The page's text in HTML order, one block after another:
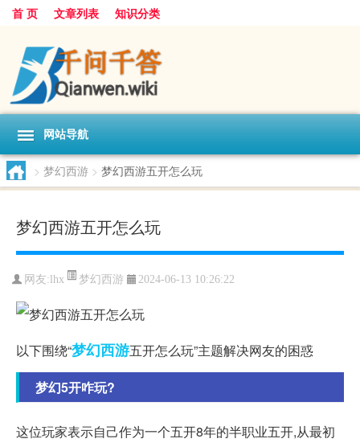
首 页 文章列表 知识分类
网站导航
> 梦幻西游 > 梦幻西游五开怎么玩
梦幻西游五开怎么玩
网友: lhx 梦幻西游 2024-06-13 10:26:22
以下围绕“梦幻西游五开怎么玩”主题解决网友的困惑
梦幻5开咋玩?
这位玩家表示自己作为一个五开8年的半职业五开,从最初